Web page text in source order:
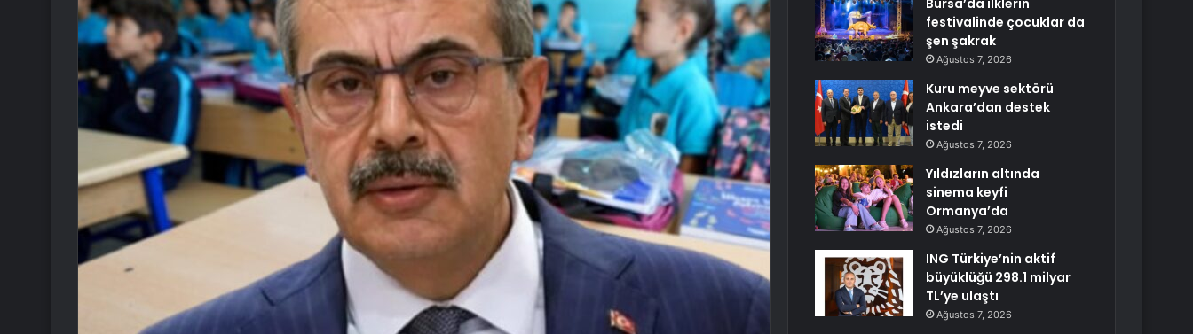
Bursa’da ilklerin
festivalinde çocuklar da
şen şakrak
Ağustos 7, 2026
Kuru meyve sektörü
Ankara’dan destek
istedi
Ağustos 7, 2026
Yıldızların altında
sinema keyfi
Ormanya’da
Ağustos 7, 2026
ING Türkiye’nin aktif
büyüklüğü 298.1 milyar
TL’ye ulaştı
Ağustos 7, 2026